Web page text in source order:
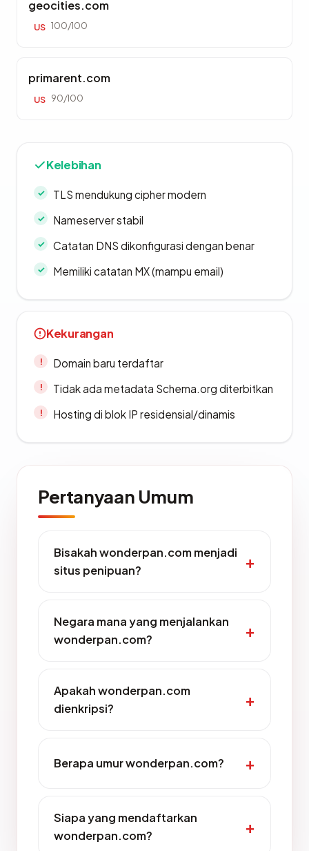
geocities.com
US 100/100
primarent.com
US 90/100
Kelebihan
TLS mendukung cipher modern
Nameserver stabil
Catatan DNS dikonfigurasi dengan benar
Memiliki catatan MX (mampu email)
Kekurangan
Domain baru terdaftar
Tidak ada metadata Schema.org diterbitkan
Hosting di blok IP residensial/dinamis
Pertanyaan Umum
Bisakah wonderpan.com menjadi
situs penipuan?
Negara mana yang menjalankan
wonderpan.com?
Apakah wonderpan.com
dienkripsi?
Berapa umur wonderpan.com?
Siapa yang mendaftarkan
wonderpan.com?